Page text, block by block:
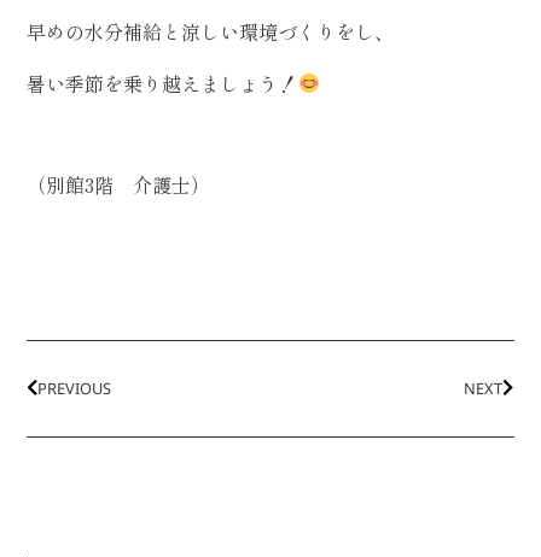
早めの水分補給と涼しい環境づくりをし、
暑い季節を乗り越えましょう！
（別館3階 介護士）
PREVIOUS NEXT